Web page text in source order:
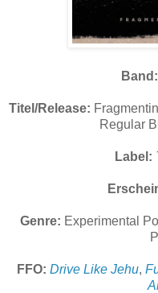
Band:
Titel/Release:
Regular
Label:
Genre: Experimental
FFO: Drive Like Jehu,